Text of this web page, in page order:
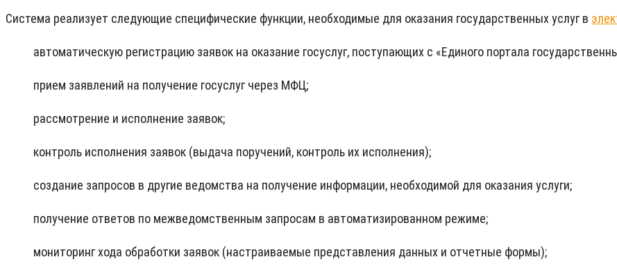
Система реализует следующие специфические функции, необходимые для оказания государственных услуг в
автоматическую регистрацию заявок на оказание госуслуг, поступающих с «Единого портала
прием заявлений на получение госуслуг через МФЦ;
рассмотрение и исполнение заявок;
контроль исполнения заявок (выдача поручений, контроль их исполнения);
создание запросов в другие ведомства на получение информации, необходимой для оказания услуги;
получение ответов по межведомственным запросам в автоматизированном режиме;
мониторинг хода обработки заявок (настраиваемые представления данных и отчетные формы);